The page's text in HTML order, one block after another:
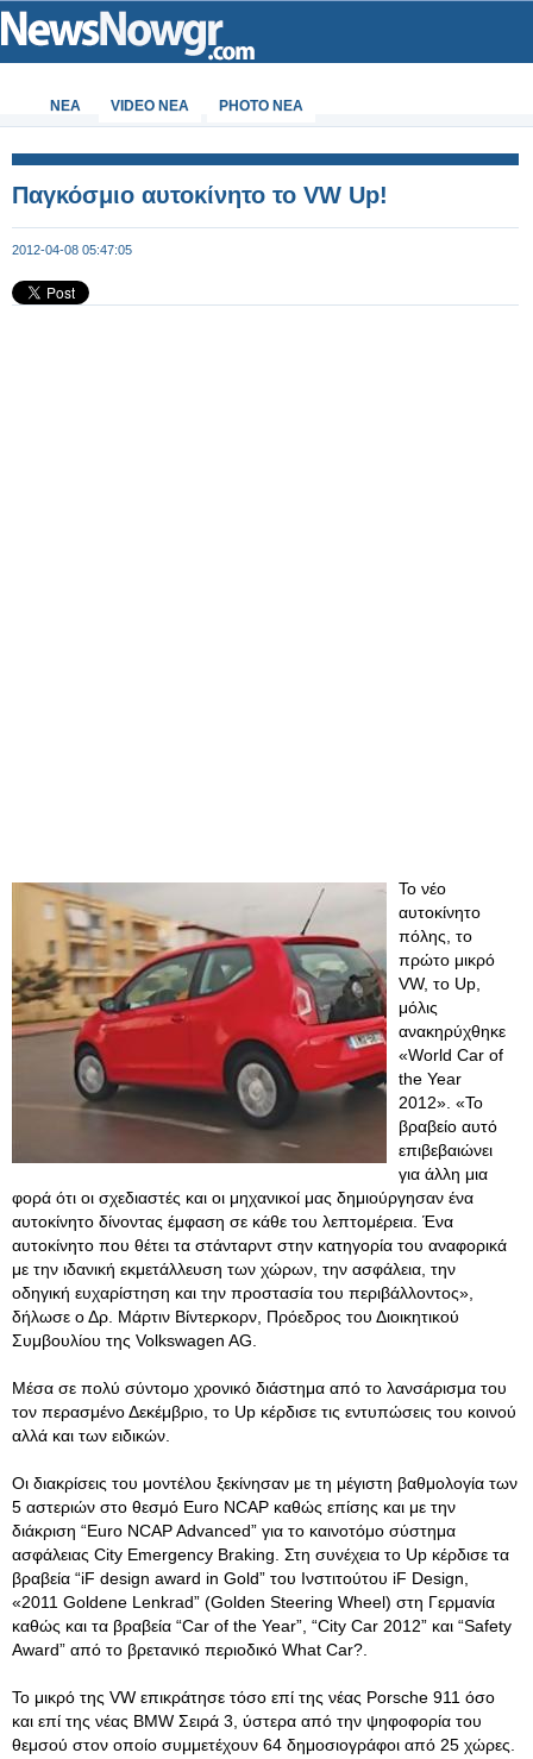
ΝΕΑ VIDEO NEA PHOTO NEA
Παγκόσμιο αυτοκίνητο το VW Up!
2012-04-08 05:47:05
Το νέο
αυτοκίνητο
πόλης, το
πρώτο μικρό
VW, το Up,
μόλις
ανακηρύχθηκε
«World Car of
the Year
2012». «Το
βραβείο αυτό
επιβεβαιώνει
για άλλη μια
φορά ότι οι σχεδιαστές και οι μηχανικοί μας δημιούργησαν ένα
αυτοκίνητο δίνοντας έμφαση σε κάθε του λεπτομέρεια. Ένα
αυτοκίνητο που θέτει τα στάνταρντ στην κατηγορία του αναφορικά
με την ιδανική εκμετάλλευση των χώρων, την ασφάλεια, την
οδηγική ευχαρίστηση και την προστασία του περιβάλλοντος»,
δήλωσε ο Δρ. Μάρτιν Βίντερκορν, Πρόεδρος του Διοικητικού
Συμβουλίου της Volkswagen AG.
Μέσα σε πολύ σύντομο χρονικό διάστημα από το λανσάρισμα του
τον περασμένο Δεκέμβριο, το Up κέρδισε τις εντυπώσεις του κοινού
αλλά και των ειδικών.
Οι διακρίσεις του μοντέλου ξεκίνησαν με τη μέγιστη βαθμολογία των
5 αστεριών στο θεσμό Euro NCAP καθώς επίσης και με την
διάκριση “Euro NCAP Advanced” για το καινοτόμο σύστημα
ασφάλειας City Emergency Braking. Στη συνέχεια το Up κέρδισε τα
βραβεία “iF design award in Gold” του Ινστιτούτου iF Design,
«2011 Goldene Lenkrad” (Golden Steering Wheel) στη Γερμανία
καθώς και τα βραβεία “Car of the Year”, “City Car 2012” και “Safety
Award” από το βρετανικό περιοδικό What Car?.
Το μικρό της VW επικράτησε τόσο επί της νέας Porsche 911 όσο
και επί της νέας BMW Σειρά 3, ύστερα από την ψηφοφορία του
θεμσού στον οποίο συμμετέχουν 64 δημοσιογράφοι από 25 χώρες.